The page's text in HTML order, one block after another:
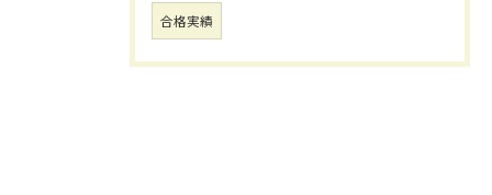
合格実績